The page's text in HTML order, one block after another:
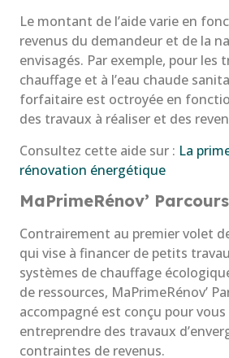
Le montant de l’aide varie en
revenus du demandeur et de la
envisagés. Par exemple, pour les
chauffage et à l’eau chaude
forfaitaire est octroyée en
des travaux à réaliser et des
Consultez cette aide sur : La
rénovation énergétique
MaPrimeRénov’
Contrairement au premier volet
qui vise à financer de petits
systèmes de chauffage
de ressources, MaPrimeRénov’
accompagné est conçu pour vous
entreprendre des travaux
contraintes de revenus.